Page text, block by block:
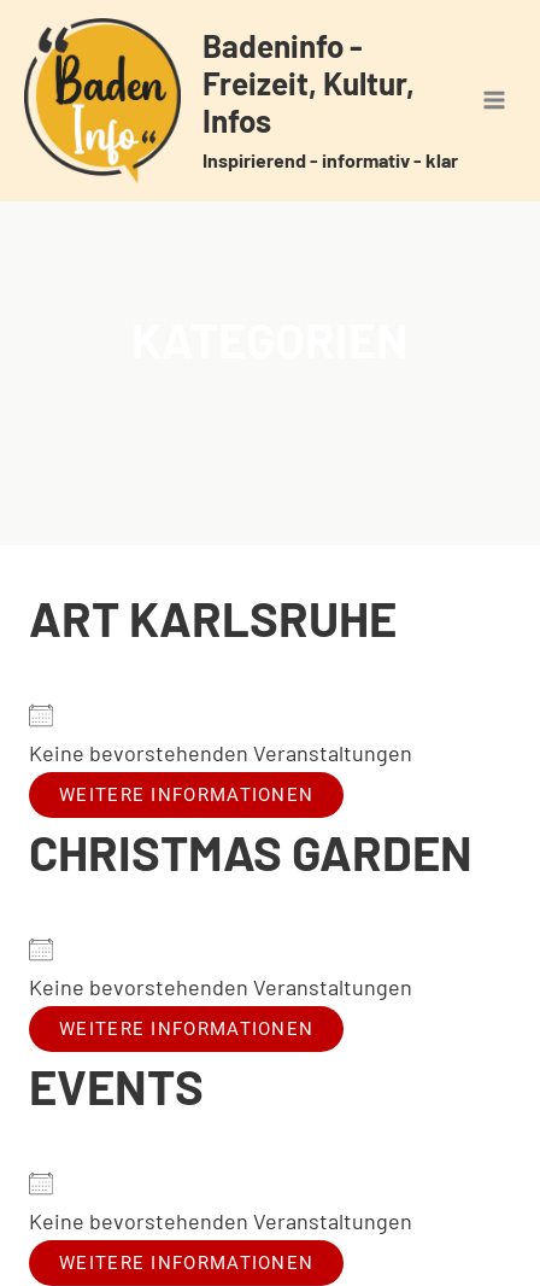
Inhalt
springen
Badeninfo -
Freizeit, Kultur,
Infos
Inspirierend - informativ - klar
ART KARLSRUHE
Keine bevorstehenden Veranstaltungen
WEITERE INFORMATIONEN
CHRISTMAS GARDEN
Keine bevorstehenden Veranstaltungen
WEITERE INFORMATIONEN
EVENTS
Keine bevorstehenden Veranstaltungen
WEITERE INFORMATIONEN